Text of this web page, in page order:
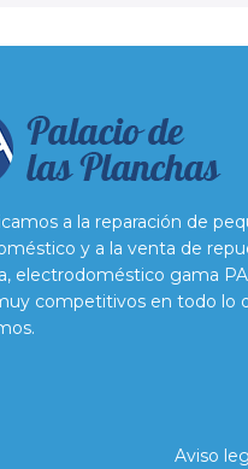
a la reparación de
y a la venta de
electrodoméstico gama
competitivos en todo lo
Aviso